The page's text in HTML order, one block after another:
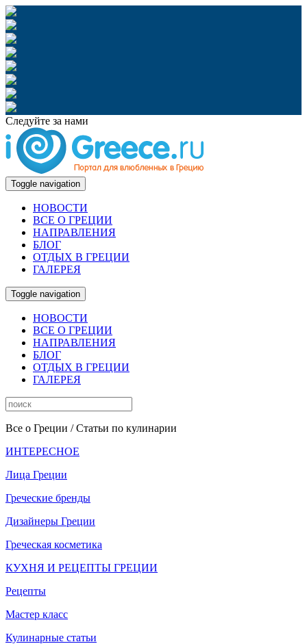
Следуйте за нами
Toggle navigation
НОВОСТИ
ВСЕ О ГРЕЦИИ
НАПРАВЛЕНИЯ
БЛОГ
ОТДЫХ В ГРЕЦИИ
ГАЛЕРЕЯ
Toggle navigation
НОВОСТИ
ВСЕ О ГРЕЦИИ
НАПРАВЛЕНИЯ
БЛОГ
ОТДЫХ В ГРЕЦИИ
ГАЛЕРЕЯ
Все о Греции / Статьи по кулинарии
ИНТЕРЕСНОЕ
Лица Греции
Греческие бренды
Дизайнеры Греции
Греческая косметика
КУХНЯ И РЕЦЕПТЫ ГРЕЦИИ
Рецепты
Мастер класс
Кулинарные статьи